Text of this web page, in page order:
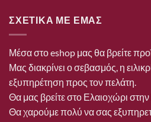
ΣΧΕΤΙΚΑ ΜΕ ΕΜΑΣ
Μέσα στο eshop μας θα βρείτε
Μας διακρίνει ο σεβασμός, η
εξυπηρέτηση προς τον πελάτη.
Θα μας βρείτε στο Ελαιοχώρι
Θα χαρούμε πολύ να σας